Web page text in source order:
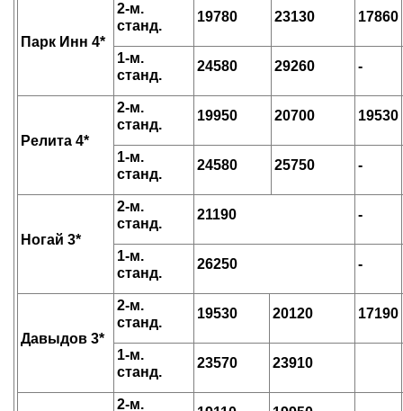
Парк Инн 4*
2-м.
станд.
19780 23130 17860
1-м.
станд.
24580 29260 -
Релита 4*
2-м.
станд.
19950 20700 19530
1-м.
станд.
24580 25750 -
Ногай 3*
2-м.
станд.
21190 -
1-м.
станд.
26250 -
Давыдов 3*
2-м.
станд.
19530 20120 17190
1-м.
станд.
23570 23910
2-м.